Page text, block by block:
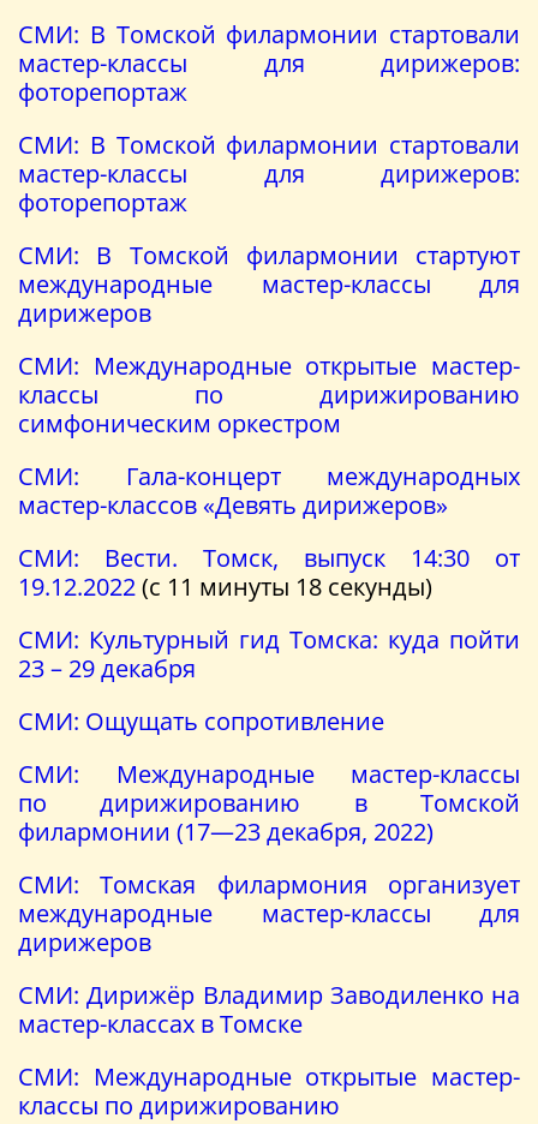
СМИ: В Томской филармонии стартовали
мастер-классы для дирижеров:
фоторепортаж
СМИ: В Томской филармонии стартовали
мастер-классы для дирижеров:
фоторепортаж
СМИ: В Томской филармонии стартуют
международные мастер-классы для
дирижеров
СМИ: Международные открытые мастер-
классы по дирижированию
симфоническим оркестром
СМИ: Гала-концерт международных
мастер-классов «Девять дирижеров»
СМИ: Вести. Томск, выпуск 14:30 от
19.12.2022(с 11 минуты 18 секунды)
СМИ: Культурный гид Томска: куда пойти
23 – 29 декабря
СМИ: Ощущать сопротивление
СМИ: Международные мастер-классы
по дирижированию в Томской
филармонии (17—23 декабря, 2022)
СМИ: Томская филармония организует
международные мастер-классы для
дирижеров
СМИ: Дирижёр Владимир Заводиленко на
мастер-классах в Томске
СМИ: Международные открытые мастер-
классы по дирижированию